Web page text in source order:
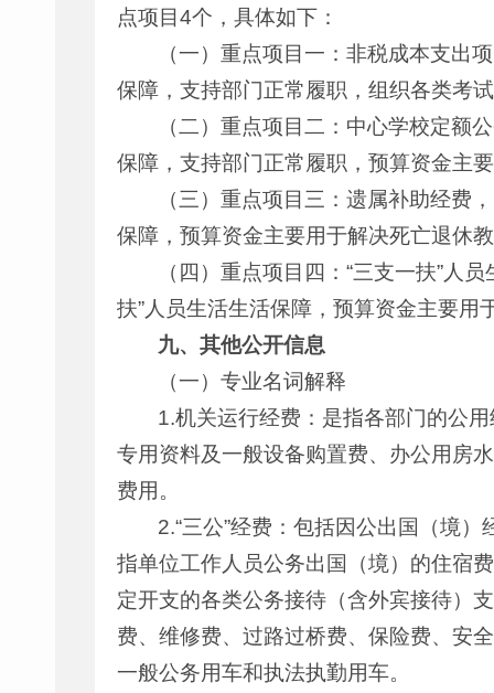
点项目4个，具体如下：
（一）重点项目一：非税成本支出
保障，支持部门正常履职，组织各类考
（二）重点项目二：中心学校定额
保障，支持部门正常履职，预算资金主
（三）重点项目三：遗属补助经费
保障，预算资金主要用于解决死亡退休
（四）重点项目四：“三支一扶”人
扶”人员生活生活保障，预算资金主要用
九、其他公开信息
（一）专业名词解释
1.机关运行经费：是指各部门的公
专用资料及一般设备购置费、办公用房
费用。
2.“三公”经费：包括因公出国（境
指单位工作人员公务出国（境）的住宿
定开支的各类公务接待（含外宾接待）
费、维修费、过路过桥费、保险费、安
一般公务用车和执法执勤用车。